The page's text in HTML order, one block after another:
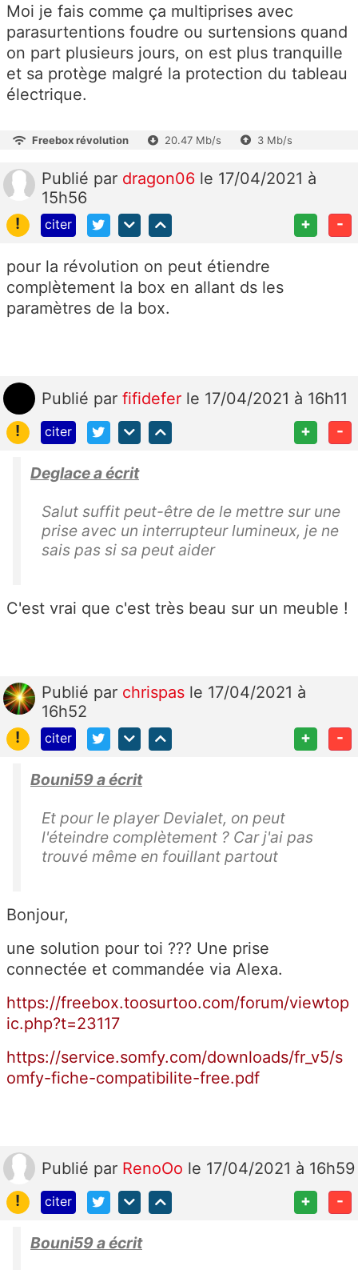
Moi je fais comme ça multiprises avec
parasurtentions foudre ou surtensions quand
on part plusieurs jours, on est plus tranquille
et sa protège malgré la protection du tableau
électrique.
Freebox révolution 20.47 Mb/s 3 Mb/s
Publié par dragon06 le 17/04/2021 à
15h56
!
citer + -
pour la révolution on peut étiendre
complètement la box en allant ds les
paramètres de la box.
Publié par fifidefer le 17/04/2021 à 16h11
!
citer + -
Deglace a écrit
Salut suffit peut-être de le mettre sur une
prise avec un interrupteur lumineux, je ne
sais pas si sa peut aider
C'est vrai que c'est très beau sur un meuble !
Publié par chrispas le 17/04/2021 à
16h52
!
citer + -
Bouni59 a écrit
Et pour le player Devialet, on peut
l'éteindre complètement ? Car j'ai pas
trouvé même en fouillant partout
Bonjour,
une solution pour toi ??? Une prise
connectée et commandée via Alexa.
https://freebox.toosurtoo.com/forum/viewtop
ic.php?t=23117
https://service.somfy.com/downloads/fr_v5/s
omfy-fiche-compatibilite-free.pdf
Publié par RenoOo le 17/04/2021 à 16h59
!
citer + -
Bouni59 a écrit